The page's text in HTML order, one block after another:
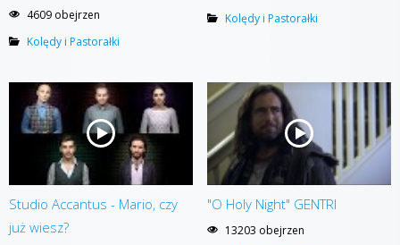
4609 obejrzen
Kolędy i Pastorałki
Kolędy i Pastorałki
Studio Accantus - Mario, czy
już wiesz?
"O Holy Night" GENTRI
13203 obejrzen